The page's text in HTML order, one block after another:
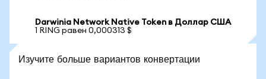
Darwinia Network Native Token в Доллар США
1 RING равен 0,000313 $
Изучите больше вариантов конвертации